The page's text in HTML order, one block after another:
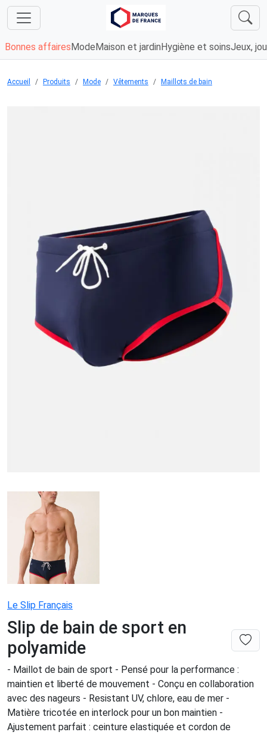
Bonnes affaires Mode Maison et jardin Hygiène et soinsJeux,
Accueil Produits Mode Vêtements Maillots de bain
Le Slip Français
Slip de bain de sport en
polyamide
- Maillot de bain de sport - Pensé pour la performance :
maintien et liberté de mouvement - Conçu en collaboration
avec des nageurs - Resistant UV, chlore, eau de mer -
Matière tricotée en interlock pour un bon maintien -
Ajustement parfait : ceinture elastiquée et cordon de